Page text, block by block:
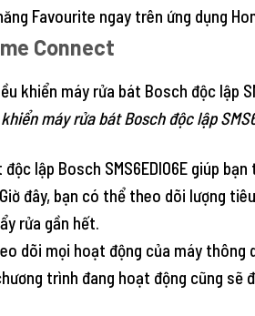
Favourite ngay trên ứng dụng
Connect
máy rửa bát Bosch độc lập
lập Bosch SMS6EDI06E giúp
đây, bạn có thể theo dõi lượng
rửa gần hết.
dõi mọi hoạt động của máy thông
trình đang hoạt động cũng